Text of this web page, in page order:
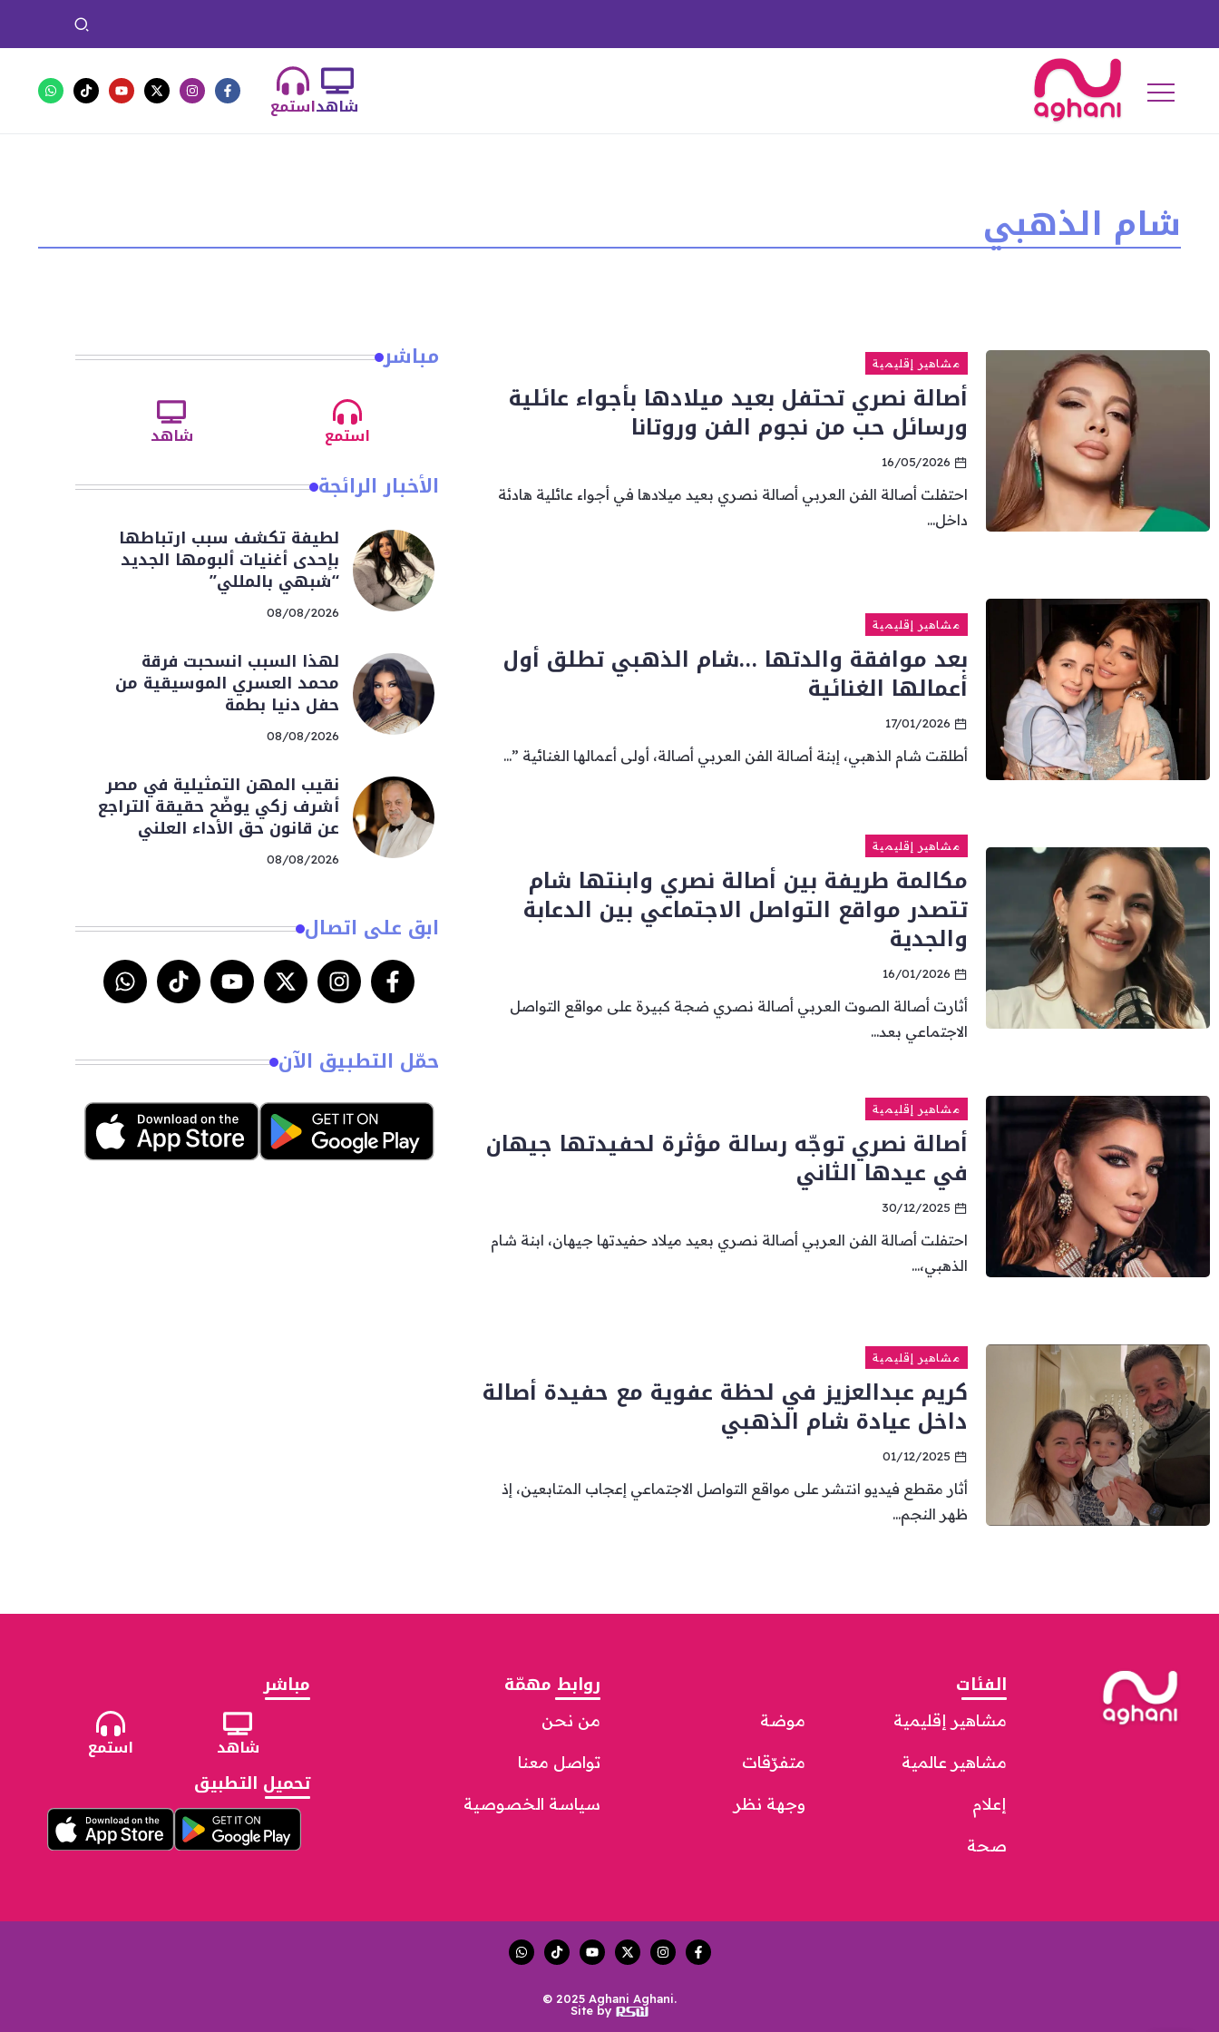
استمعشاهد
شام الذهبي
مشاهير إقليمية
أصالة نصري تحتفل بعيد ميلادها بأجواء عائلية
ورسائل حب من نجوم الفن وروتانا
16/05/2026
احتفلت أصالة الفن العربي أصالة نصري بعيد ميلادها في أجواء عائلية هادئة
داخل...
مشاهير إقليمية
بعد موافقة والدتها …شام الذهبي تطلق أول
أعمالها الغنائية
17/01/2026
أطلقت شام الذهبي، إبنة أصالة الفن العربي أصالة، أولى أعمالها الغنائية ”...
مشاهير إقليمية
مكالمة طريفة بين أصالة نصري وابنتها شام
تتصدر مواقع التواصل الاجتماعي بين الدعابة
والجدية
16/01/2026
أثارت أصالة الصوت العربي أصالة نصري ضجة كبيرة على مواقع التواصل
الاجتماعي بعد...
مشاهير إقليمية
أصالة نصري توجّه رسالة مؤثرة لحفيدتها جيهان
في عيدها الثاني
30/12/2025
احتفلت أصالة الفن العربي أصالة نصري بعيد ميلاد حفيدتها جيهان، ابنة شام
الذهبي،...
مشاهير إقليمية
كريم عبدالعزيز في لحظة عفوية مع حفيدة أصالة
داخل عيادة شام الذهبي
01/12/2025
أثار مقطع فيديو انتشر على مواقع التواصل الاجتماعي إعجاب المتابعين، إذ
ظهر النجم...
مباشر
استمع شاهد
الأخبار الرائجة
لطيفة تكشف سبب ارتباطها
بإحدى أغنيات ألبومها الجديد
“شبهي بالمللي”
08/08/2026
لهذا السبب انسحبت فرقة
محمد العسري الموسيقية من
حفل دنيا بطمة
08/08/2026
نقيب المهن التمثيلية في مصر
أشرف زكي يوضّح حقيقة التراجع
عن قانون حق الأداء العلني
08/08/2026
ابق على اتصال
حمّل التطبيق الآن
الفئات
مشاهير إقليمية
مشاهير عالمية
إعلام
صحة
موضة
متفرّقات
وجهة نظر
روابط مهمّة
من نحن
تواصل معنا
سياسة الخصوصية
مباشر
شاهد استمع
تحميل التطبيق
© 2025 Aghani Aghani.
Site by